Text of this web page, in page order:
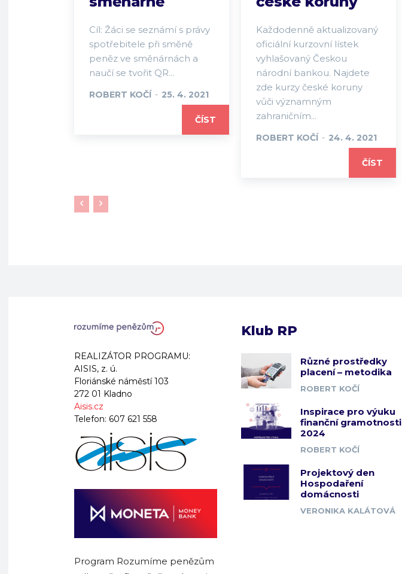
Cíl: Žáci se seznámí s právy
spotřebitele při směně
peněz ve směnárnách a
naučí se tvořit QR...
ROBERT KOČÍ - 25. 4. 2021
ČÍST
Každodenně aktualizovaný
oficiální kurzovní lístek
vyhlašovaný Českou
národní bankou. Najdete
zde kurzy české koruny
vůči významným
zahraničním...
ROBERT KOČÍ - 24. 4. 2021
ČÍST
REALIZÁTOR PROGRAMU:
AISIS, z. ú.
Floriánské náměstí 103
272 01 Kladno
Aisis.cz
Telefon: 607 621 558
Program Rozumíme penězům
Klub RP
Různé prostředky
placení – metodika
ROBERT KOČÍ
Inspirace pro výuku
finanční gramotnosti
2024
ROBERT KOČÍ
Projektový den
Hospodaření
domácnosti
VERONIKA KALÁTOVÁ